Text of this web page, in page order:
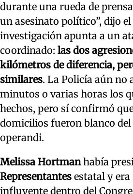
durante una rueda de
un asesinato político”, dijo
investigación apunta a un
coordinado: las dos
kilómetros de diferencia,
similares. La Policía aún no
minutos o varias horas los
hechos, pero sí confirmó
domicilios fueron blanco
operandi.
Melissa Hortmanhabía
Representantes estatal y
influyente dentro del